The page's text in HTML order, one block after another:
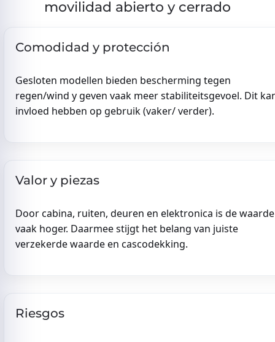
movilidad abierto y cerrado
Comodidad y protección
Gesloten modellen bieden bescherming tegen
regen/wind y geven vaak meer stabiliteitsgevoel. Dit
invloed hebben op gebruik (vaker/ verder).
Valor y piezas
Door cabina, ruiten, deuren en elektronica is de waarde
vaak hoger. Daarmee stijgt het belang van juiste
verzekerde waarde en cascodekking.
Riesgos